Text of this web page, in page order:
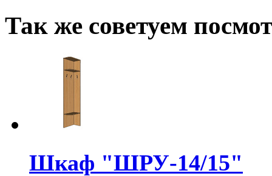
Так же советуем
Шкаф "ШРУ-14/15"